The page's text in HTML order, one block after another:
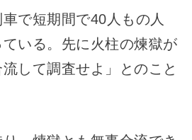
で短期間で40人もの人
いる。先に火柱の煉獄が
して調査せよ」とのこと